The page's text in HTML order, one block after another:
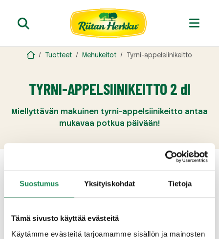
Suostumus Yksityiskohdat Tietoja
Tämä sivusto käyttää evästeitä
Käytämme evästeitä tarjoamamme sisällön ja mainosten
Tuotteet Mehukeitot Tyrni-appelsiinikeitto
TYRNI-APPELSIINIKEITTO 2 dl
Miellyttävän makuinen tyrni-appelsiinikeitto antaa
mukavaa potkua päivään!